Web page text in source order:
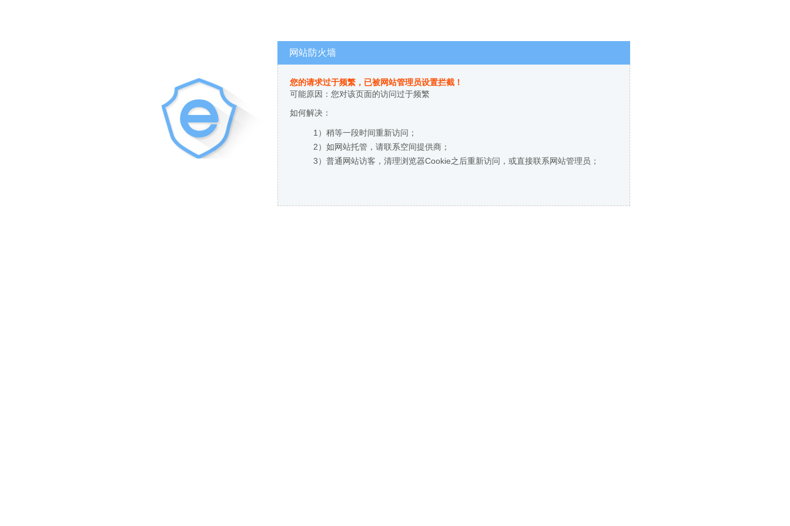
网站防火墙
您的请求过于频繁，已被网站管理员设置拦截！
可能原因：您对该页面的访问过于频繁
如何解决：
1）稍等一段时间重新访问；
2）如网站托管，请联系空间提供商；
3）普通网站访客，清理浏览器Cookie之后重新访问，或直接联系网站管理员；